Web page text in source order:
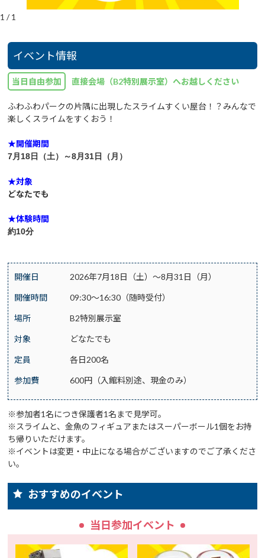
1 /1
イベント情報
当日自由参加 直接会場（B2特別展示室）へお越しください
ふわふわパークの片隅に出現したスライムすくい屋台！？みんなで
楽しくスライムをすくおう！
★開催期間
7月18日（土）～8月31日 （月）
★対象
どなたでも
★体験時間
約10分
開催日 2026年7月18日（土）～8月31日（月）
開催時間 09:30～16:30（随時受付）
場所 B2特別展示室
対象 どなたでも
定員 各日200名
参加費 600円（入館料別途、現金のみ）
※参加者1名につき保護者1名まで見学可。
※スライムと、金魚のフィギュアまたはスーパーボール1個をお持
ち帰りいただけます。
※イベントは変更・中止になる場合がございますのでご了承くださ
い。
おすすめのイベント
当日参加イベント